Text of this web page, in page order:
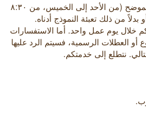
يرجى التواصل معنا عبر الرقم الموضح (من الأحد إلى الخميس، من ٨:۳۰
خلال يوم عمل واحد. أما الاستفسارات
أو العطلات الرسمية، فسيتم الرد عليها
نتطلع إلى خدمتكم.